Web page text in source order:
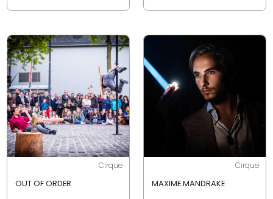
Cirque
OUT OF ORDER
Cirque
MAXIME MANDRAKE